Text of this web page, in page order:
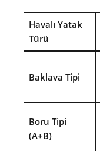
Havalı Yatak
Türü
Baklava Tipi
Boru Tipi
(A+B)